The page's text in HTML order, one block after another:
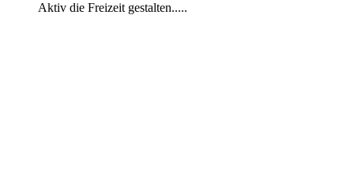
Aktiv die Freizeit gestalten.....